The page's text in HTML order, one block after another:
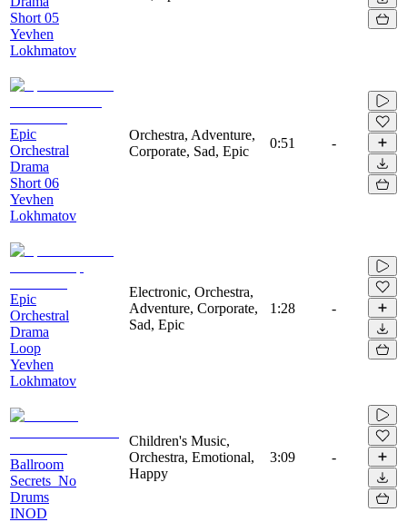
Short 05
Yevhen
Lokhmatov
Epic
Orchestral
Drama
Short 06
Yevhen
Lokhmatov
Orchestra, Adventure,
Corporate, Sad, Epic
0:51 -
Epic
Orchestral
Drama
Loop
Yevhen
Lokhmatov
Electronic, Orchestra,
Adventure, Corporate,
Sad, Epic
1:28 -
Ballroom
Secrets_No
Drums
INOD
Children's Music,
Orchestra, Emotional,
Happy
3:09 -